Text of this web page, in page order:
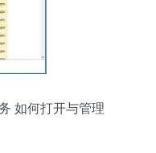
如何打开与管理